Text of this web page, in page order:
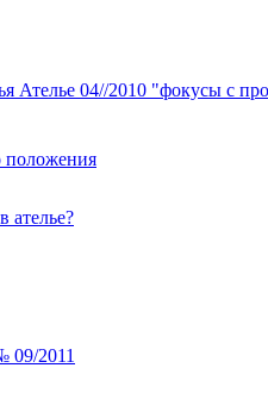
Ателье 04//2010 "фокусы с
положения
ателье?
2011